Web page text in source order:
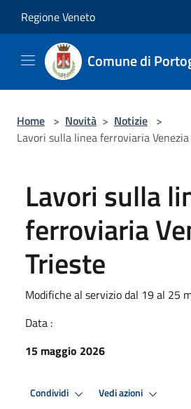
Regione Veneto
Comune di
Home > Novità > Notizie >
Lavori sulla linea ferroviaria
Lavori sulla
ferroviaria
Trieste
Modifiche al servizio dal 19 al 25
Data :
15 maggio 2026
Condividi Vedi azioni